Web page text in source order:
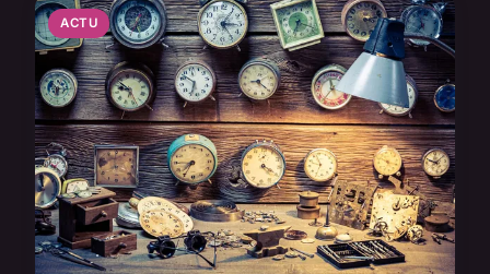
ACTU